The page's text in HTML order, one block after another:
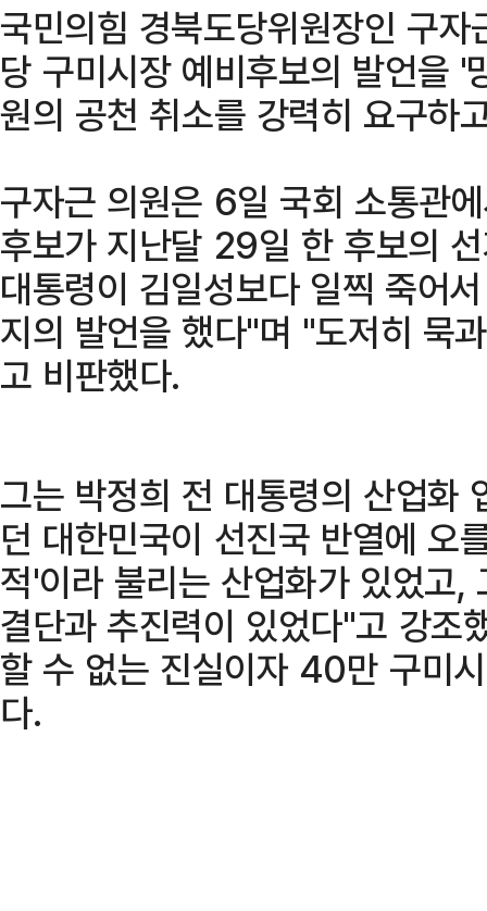
국민의힘 경북도당위원장인 구
당 구미시장 예비후보의 발언을
원의 공천 취소를 강력히 요구하
구자근 의원은 6일 국회 소통관
후보가 지난달 29일 한 후보의
대통령이 김일성보다 일찍 죽어
지의 발언을 했다"며 "도저히 묵
고 비판했다.
그는 박정희 전 대통령의 산업화
던 대한민국이 선진국 반열에 오
적'이라 불리는 산업화가 있었고,
결단과 추진력이 있었다"고 강조
할 수 없는 진실이자 40만 구미
다.